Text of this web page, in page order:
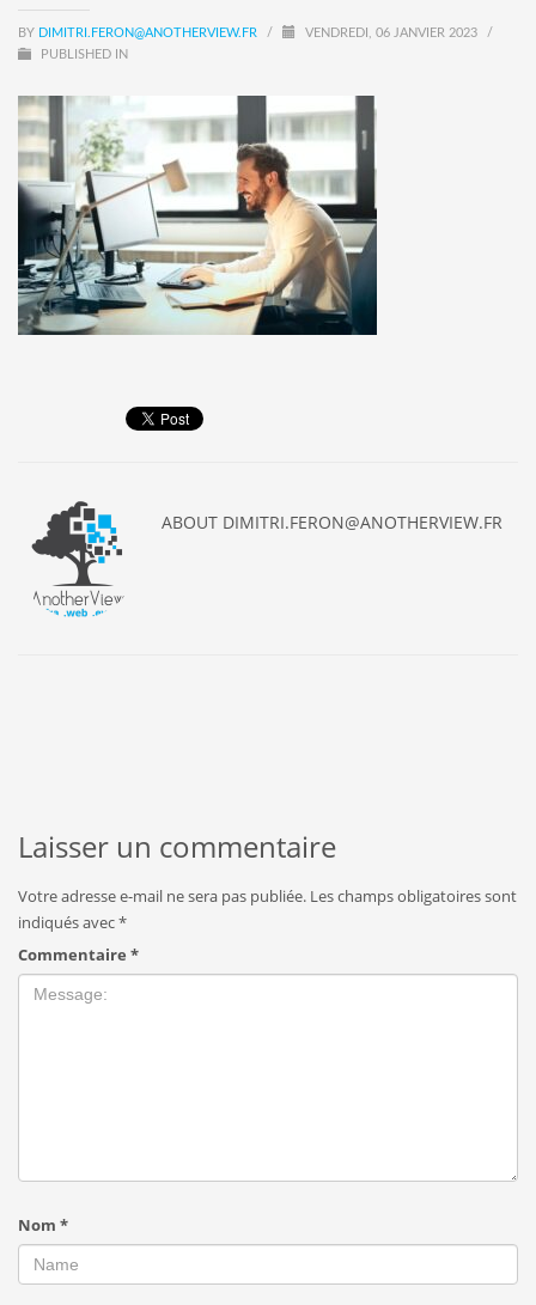
BY DIMITRI.FERON@ANOTHERVIEW.FR / VENDREDI, 06 JANVIER 2023
/
PUBLISHED IN
ABOUT DIMITRI.FERON@ANOTHERVIEW.FR
Laisser un commentaire
Votre adresse e-mail ne sera pas publiée. Les champs obligatoires sont
indiqués avec*
Commentaire *
Nom *